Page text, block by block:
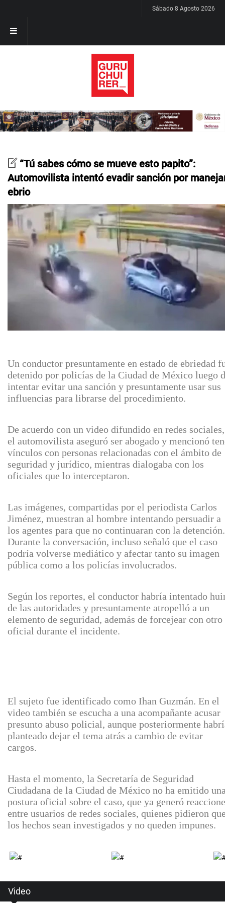
Sábado 8 Agosto 2026
“Tú sabes cómo se mueve esto papito”:
Automovilista intentó evadir sanción por
ebrio
Un conductor presuntamente en estado de ebriedad
detenido por policías de la Ciudad de México luego
intentar evitar una sanción y presuntamente usar sus
influencias para librarse del procedimiento.
De acuerdo con un video difundido en redes sociales,
el automovilista aseguró ser abogado y mencionó
vínculos con personas relacionadas con el ámbito de
seguridad y jurídico, mientras dialogaba con los
oficiales que lo interceptaron.
Las imágenes, compartidas por el periodista Carlos
Jiménez, muestran al hombre intentando persuadir a
los agentes para que no continuaran con la detención.
Durante la conversación, incluso señaló que el caso
podría volverse mediático y afectar tanto su imagen
pública como a los policías involucrados.
Según los reportes, el conductor habría intentado
de las autoridades y presuntamente atropelló a un
elemento de seguridad, además de forcejear con otro
oficial durante el incidente.
El sujeto fue identificado como Ihan Guzmán. En el
video también se escucha a una acompañante acusar
presunto abuso policial, aunque posteriormente
planteado dejar el tema atrás a cambio de evitar
cargos.
Hasta el momento, la Secretaría de Seguridad
Ciudadana de la Ciudad de México no ha emitido
postura oficial sobre el caso, que ya generó
entre usuarios de redes sociales, quienes pidieron
los hechos sean investigados y no queden impunes.
Video